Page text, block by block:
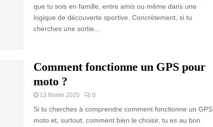
que tu sois en famille, entre amis ou même dans une
logique de découverte sportive. Concrètement, si tu
cherches une sortie...
Comment fonctionne un GPS pour
moto ?
13 février 2020 0
Si tu cherches à comprendre comment fonctionne un GPS
moto et, surtout, comment bien le choisir, tu es au bon